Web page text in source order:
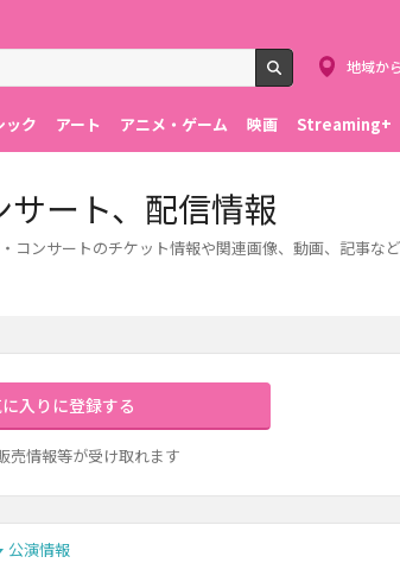
検索
地域か
ック アート アニメ・ゲーム 映画 Streaming+
ート、配信情報
ンサートのチケット情報や関連画像、動画、記事な
入りに登録する
売情報等が受け取れます
公演情報